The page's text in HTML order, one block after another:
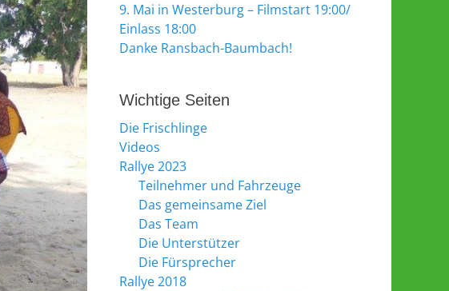
9. Mai in Westerburg – Filmstart 19:00/
Einlass 18:00
Danke Ransbach-Baumbach!
Wichtige Seiten
Die Frischlinge
Videos
Rallye 2023
Teilnehmer und Fahrzeuge
Das gemeinsame Ziel
Das Team
Die Unterstützer
Die Fürsprecher
Rallye 2018